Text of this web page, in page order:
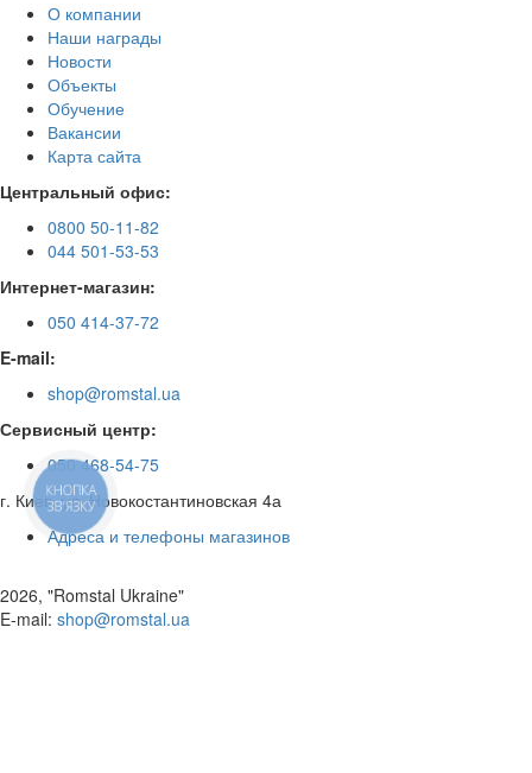
О компании
Наши награды
Новости
Объекты
Обучение
Вакансии
Карта сайта
Центральный офис:
0800 50-11-82
044 501-53-53
Интернет-магазин:
050 414-37-72
E-mail:
shop@romstal.ua
Сервисный центр:
050 468-54-75
г. Киев, ул. Новокостантиновская 4а
Адреса и телефоны магазинов
2026, "Romstal Ukraine"
​E-mail: shop@romstal.ua
КНОПКА
ЗВ'ЯЗКУ